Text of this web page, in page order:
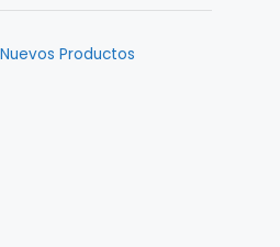
Nuevos Productos